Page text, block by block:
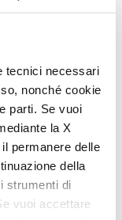
tecnici necessari
nonché cookie
parti. Se vuoi
la X
permanere delle
della
strumenti di
vuoi accettare
asientos de la zona
Seats durante el
el cojín pasa de
un mayor
de la zona de
rápida y suave,